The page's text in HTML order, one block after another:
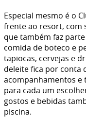
Especial mesmo é o
frente ao resort, com
que também faz
comida de boteco e
tapiocas, cervejas e
deleite fica por conta
acompanhamentos e
para cada um
gostos e bebidas
piscina.